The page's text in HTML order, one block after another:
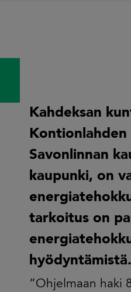
Kahdeksan
Kontionlahden
Savonlinnan
kaupunki, on
tarkoitus on
hyödyntämistä.
”Ohjelmaan haki